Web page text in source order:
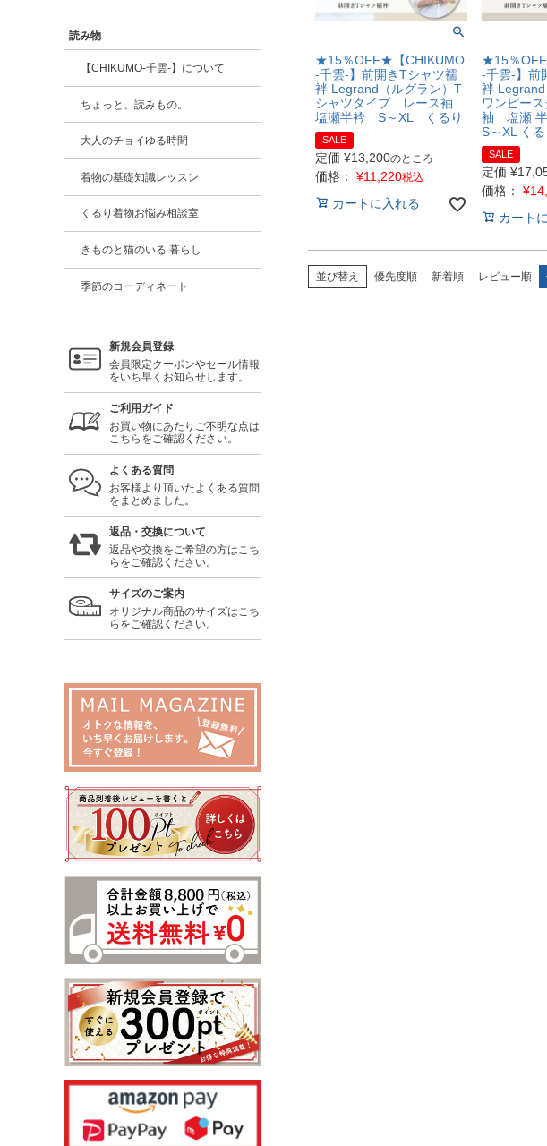
読み物
【CHIKUMO-千雲-】について
ちょっと、読みもの。
大人のチョイゆる時間
着物の基礎知識レッスン
くるり着物お悩み相談室
きものと猫のいる 暮らし
季節のコーディネート
新規会員登録
会員限定クーポンやセール情報
をいち早くお知らせします。
ご利用ガイド
お買い物にあたりご不明な点は
こちらをご確認ください。
よくある質問
お客様より頂いたよくある質問
をまとめました。
返品・交換について
返品や交換をご希望の方はこち
らをご確認ください。
サイズのご案内
オリジナル商品のサイズはこち
らをご確認ください。
★15％OFF★【CHIKUMO
-千雲-】前開きTシャツ襦
袢 Legrand（ルグラン）T
シャツタイプ レース袖
塩瀬半衿 S～XL くるり
SALE
定価 ¥13,200のところ
価格： ¥11,220税込
カートに入れる
★15％
-千雲-】前
袢 Legrand
ワンピー
袖 塩瀬
S～XL くる
SALE
定価 ¥
価格： ¥
カート
並び替え 優先度順 新着順 レビュー順